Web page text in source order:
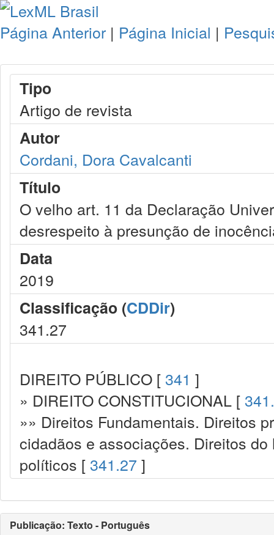
Página Anterior | Página Inicial |
Tipo
Artigo de revista
Autor
Cordani, Dora Cavalcanti
Título
O velho art. 11 da Declaração
desrespeito à presunção de
Data
2019
Classificação (CDDir)
341.27
DIREITO PÚBLICO [ 341 ]
» DIREITO CONSTITUCIONAL [
»» Direitos Fundamentais. Direitos
cidadãos e associações. Direitos
políticos [ 341.27 ]
Publicação: Texto - Português